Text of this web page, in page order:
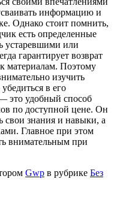
информацию и
Однако стоит помнить,
есть определенные
устаревшими или
гарантирует возврат
материалам. Поэтому
изучить
в его
это удобный способ
по доступной цене. Он
свои знания и навыки, а
Главное при этом
внимательным при
Gwp в рубрике Без